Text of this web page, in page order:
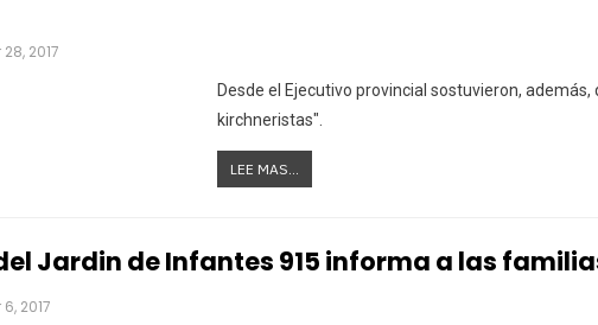
2017
Desde el Ejecutivo provincial sostuvieron,
kirchneristas".
LEE MAS...
Jardin de Infantes 915 informa a las
2017